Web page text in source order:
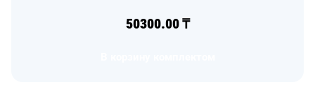
50300.00₸